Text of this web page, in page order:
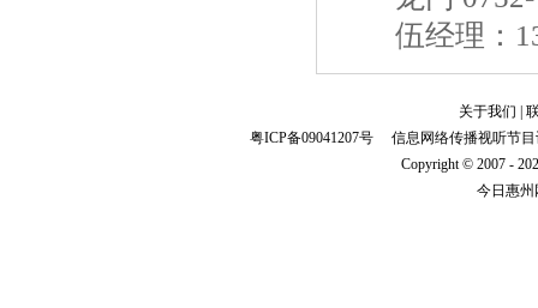
伍经理：
关于我们
粤ICP备09041207号
信息网络传播视听节目
Copyright© 2007 -
今日惠